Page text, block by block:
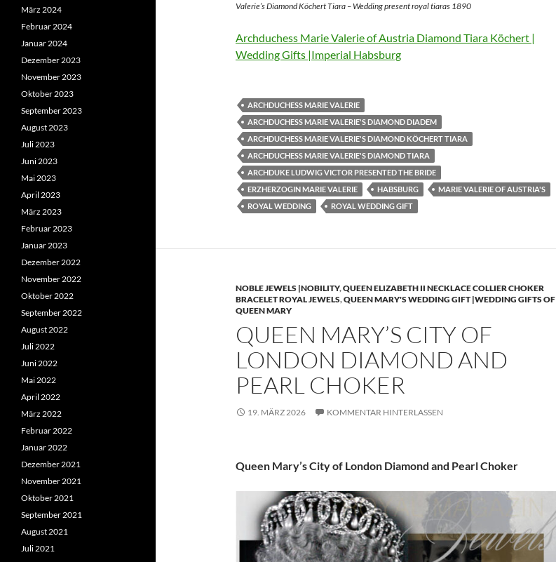
Valerie’s Diamond Köchert Tiara – Wedding present royal tiaras 1890
Archduchess Marie Valerie of Austria Diamond Tiara Köchert |
Wedding Gifts |Imperial Habsburg
ARCHDUCHESS MARIE VALERIE
ARCHDUCHESS MARIE VALERIE'S DIAMOND DIADEM
ARCHDUCHESS MARIE VALERIE'S DIAMOND KÖCHERT TIARA
ARCHDUCHESS MARIE VALERIE'S DIAMOND TIARA
ARCHDUKE LUDWIG VICTOR PRESENTED THE BRIDE
ERZHERZOGIN MARIE VALERIE
HABSBURG
MARIE VALERIE OF AUSTRIA'S
ROYAL WEDDING
ROYAL WEDDING GIFT
NOBLE JEWELS |NOBILITY,QUEEN ELIZABETH II NECKLACE COLLIER CHOKER
BRACELET ROYAL JEWELS,QUEEN MARY'S WEDDING GIFT |WEDDING GIFTS OF
QUEEN MARY
QUEEN MARY’S CITY OF
LONDON DIAMOND AND
PEARL CHOKER
19. MÄRZ 2026 KOMMENTAR HINTERLASSEN
Queen Mary’s City of London Diamond and Pearl Choker
März 2024
Februar 2024
Januar 2024
Dezember 2023
November 2023
Oktober 2023
September 2023
August 2023
Juli 2023
Juni 2023
Mai 2023
April 2023
März 2023
Februar 2023
Januar 2023
Dezember 2022
November 2022
Oktober 2022
September 2022
August 2022
Juli 2022
Juni 2022
Mai 2022
April 2022
März 2022
Februar 2022
Januar 2022
Dezember 2021
November 2021
Oktober 2021
September 2021
August 2021
Juli 2021